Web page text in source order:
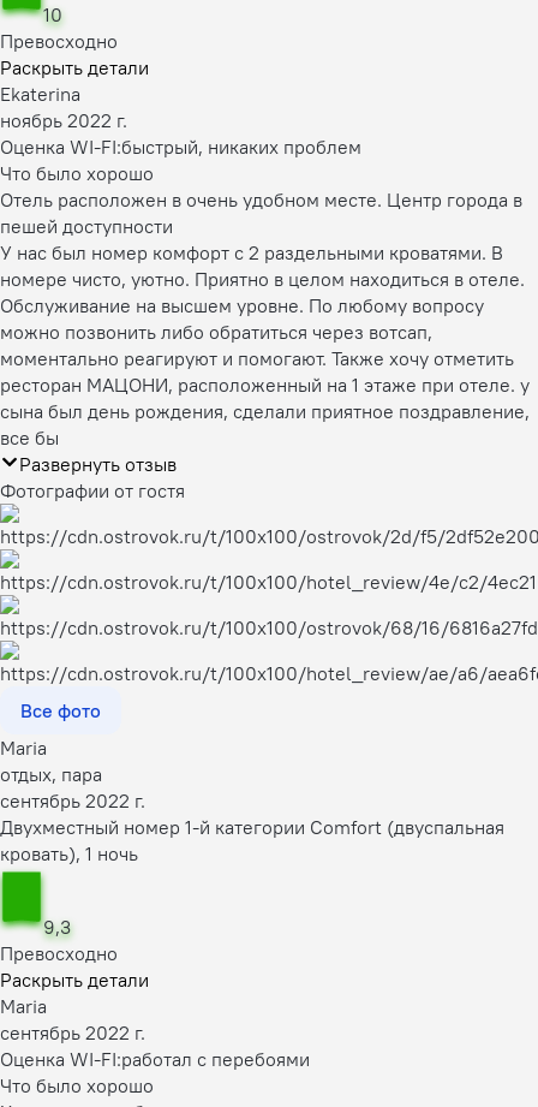
10
Превосходно
Раскрыть детали
Ekaterina
ноябрь 2022 г.
Оценка WI-FI:быстрый, никаких проблем
Что было хорошо
Отель расположен в очень удобном месте. Центр города в
пешей доступности
У нас был номер комфорт с 2 раздельными кроватями. В
номере чисто, уютно. Приятно в целом находиться в отеле.
Обслуживание на высшем уровне. По любому вопросу
можно позвонить либо обратиться через вотсап,
моментально реагируют и помогают. Также хочу отметить
ресторан МАЦОНИ, расположенный на 1 этаже при отеле. у
сына был день рождения, сделали приятное поздравление,
все бы
Развернуть отзыв
Фотографии от гостя
Все фото
Maria
отдых, пара
сентябрь 2022 г.
Двухместный номер 1-й категории Comfort (двуспальная
кровать), 1 ночь
9,3
Превосходно
Раскрыть детали
Maria
сентябрь 2022 г.
Оценка WI-FI:работал с перебоями
Что было хорошо